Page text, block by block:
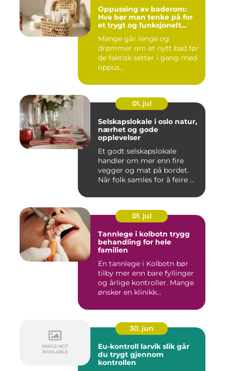
Oppussing av baderom:
Hva bør man tenke på for
et trygt og funksjonelt
Mange går lenge og
drømmer om et nytt bad før
de faktisk setter i gang med
oppus...
01. jul
Selskapslokale i oslo natur,
nærhet og gode
opplevelser
Et godt selskapslokale
handler om mer enn fire
vegger og mat på bordet.
Når folk samles for å feire ...
01. jul
Tannlege i kolbotn trygg
behandling for hele
familien
En tannlege i Kolbotn bør
tilby mer enn bare fyllinger
og årlige kontroller. Mange
ønsker en klinikk...
30. jun
Eu-kontroll larvik slik går
du trygt gjennom
kontrollen